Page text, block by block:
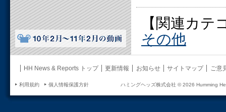
【関連カテ
その他
HH News & Reports トップ 更新情報 お知らせ サイトマップ ご意
利用規約 個人情報保護方針 ハミングヘッズ株式会社 ©2026 Humming